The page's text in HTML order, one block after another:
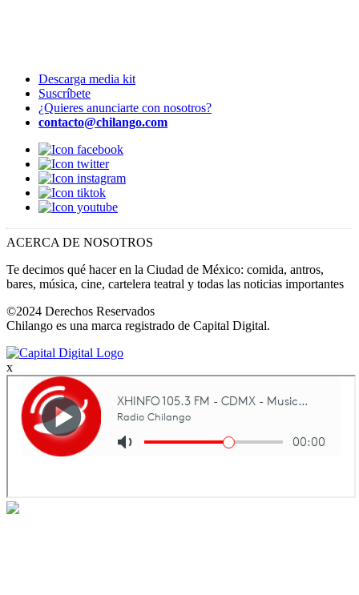
Descarga media kit
Suscríbete
¿Quieres anunciarte con nosotros?
contacto@chilango.com
ACERCA DE NOSOTROS
Te decimos qué hacer en la Ciudad de México: comida, antros,
bares, música, cine, cartelera teatral y todas las noticias importantes
©2024 Derechos Reservados
Chilango es una marca registrado de Capital Digital.
x